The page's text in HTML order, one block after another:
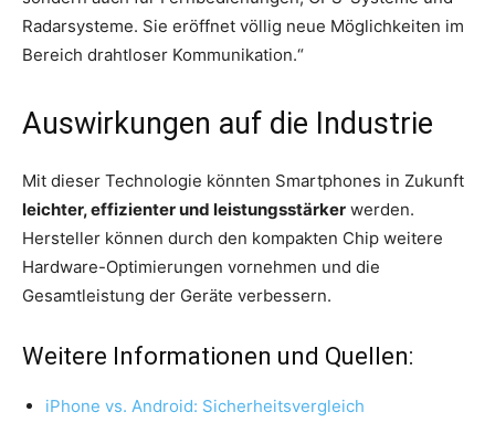
Radarsysteme. Sie eröffnet völlig neue Möglichkeiten im
Bereich drahtloser Kommunikation.“
Auswirkungen auf die Industrie
Mit dieser Technologie könnten Smartphones in Zukunft
leichter, effizienter und leistungsstärker werden.
Hersteller können durch den kompakten Chip weitere
Hardware-Optimierungen vornehmen und die
Gesamtleistung der Geräte verbessern.
Weitere Informationen und Quellen:
iPhone vs. Android: Sicherheitsvergleich